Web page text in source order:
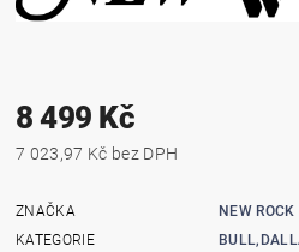
8 499 Kč
7 023,97 Kč bez DPH
ZNAČKA
NEW ROCK
KATEGORIE